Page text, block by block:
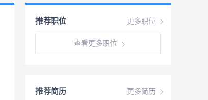
更多职位
推荐职位
查看更多职位
更多简历
推荐简历